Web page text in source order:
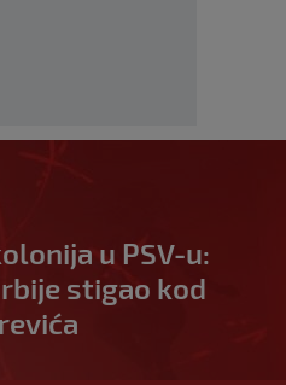
u PSV-u:
stigao kod